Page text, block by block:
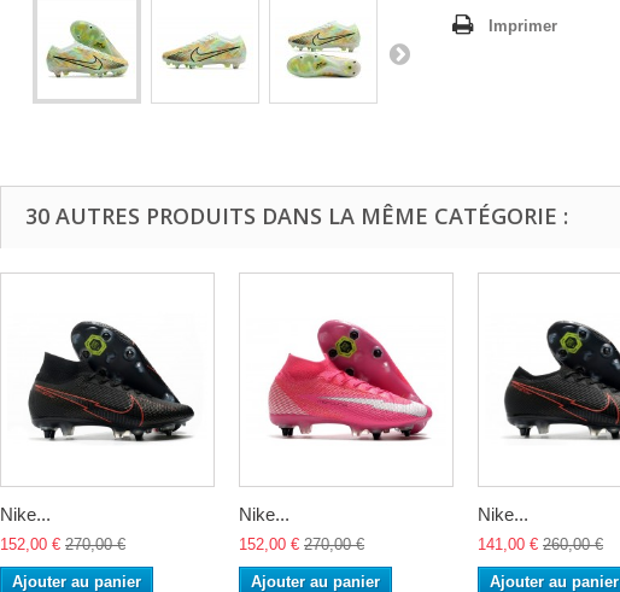
Imprimer
30 AUTRES PRODUITS DANS LA MÊME CATÉGORIE :
Nike...
152,00 € 270,00 €
Ajouter au panier
Nike...
152,00 € 270,00 €
Ajouter au panier
Nike...
141,00 € 260,00 €
Ajouter au panier